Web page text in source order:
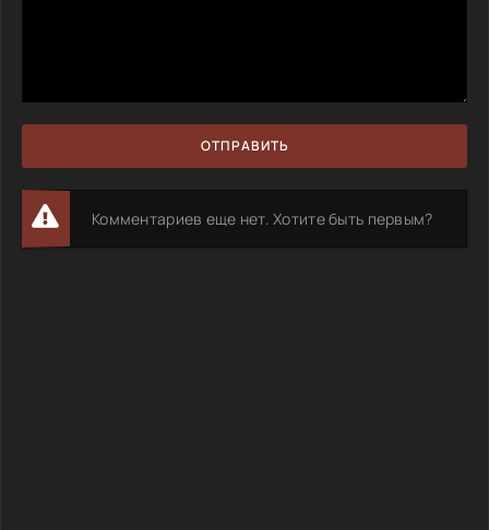
ОТПРАВИТЬ
Комментариев еще нет. Хотите быть первым?